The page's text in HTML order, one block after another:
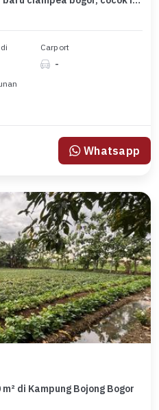
Carport
-
Whatsapp
di Kampung Bojong Bogor